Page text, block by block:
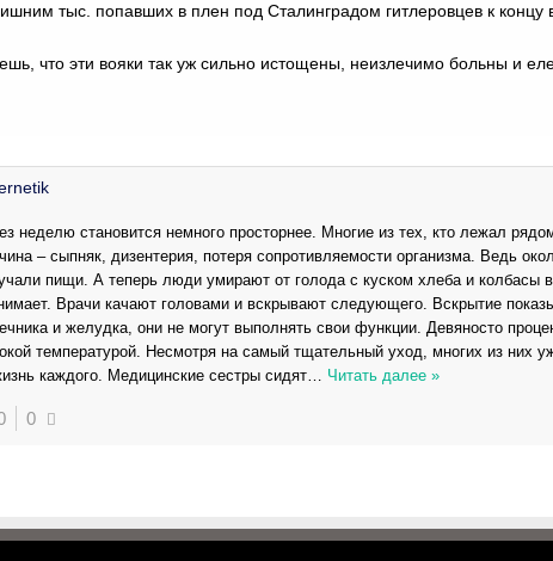
тыс. попавших в плен под Сталинградом гитлеровцев к концу
что эти вояки так уж сильно истощены, неизлечимо больны и
неделю становится немного просторнее. Многие из тех, кто лежал
– сыпняк, дизентерия, потеря сопротивляемости организма. Ведь
пищи. А теперь люди умирают от голода с куском хлеба и колбасы
Врачи качают головами и вскрывают следующего. Вскрытие
и желудка, они не могут выполнять свои функции. Девяносто
температурой. Несмотря на самый тщательный уход, многих из них
каждого. Медицинские сестры сидят… Читать далее »
0